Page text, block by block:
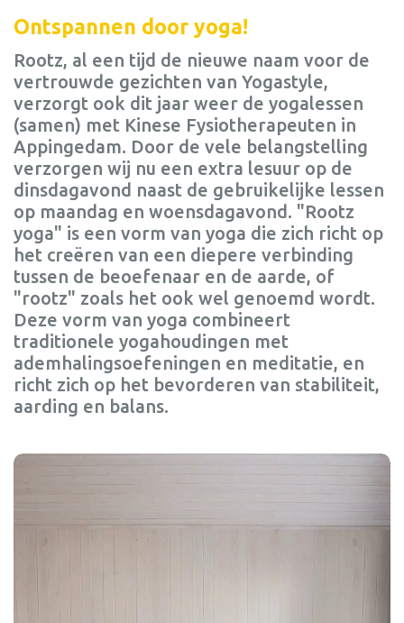
Ontspannen door yoga!
Rootz, al een tijd de nieuwe naam voor de
vertrouwde gezichten van Yogastyle,
verzorgt ook dit jaar weer de yogalessen
(samen) met Kinese Fysiotherapeuten in
Appingedam. Door de vele belangstelling
verzorgen wij nu een extra lesuur op de
dinsdagavond naast de gebruikelijke lessen
op maandag en woensdagavond. "Rootz
yoga" is een vorm van yoga die zich richt op
het creëren van een diepere verbinding
tussen de beoefenaar en de aarde, of
"rootz" zoals het ook wel genoemd wordt.
Deze vorm van yoga combineert
traditionele yogahoudingen met
ademhalingsoefeningen en meditatie, en
richt zich op het bevorderen van stabiliteit,
aarding en balans.